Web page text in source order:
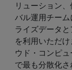
リューション
バル運用チー
ライズデータ
を利用いただ
ウド・コンピ
で最も分散化